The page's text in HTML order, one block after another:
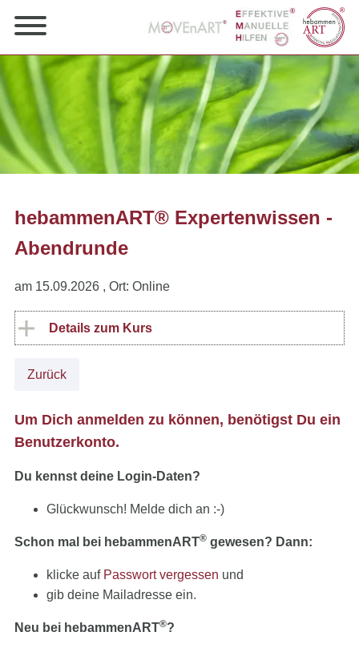
hebammenART® Expertenwissen -
Abendrunde
am 15.09.2026 , Ort: Online
Details zum Kurs
Zurück
Um Dich anmelden zu können, benötigst Du ein
Benutzerkonto.
Du kennst deine Login-Daten?
Glückwunsch! Melde dich an :-)
Schon mal bei hebammenART® gewesen? Dann:
klicke auf Passwort vergessen und
gib deine Mailadresse ein.
Neu bei hebammenART®?